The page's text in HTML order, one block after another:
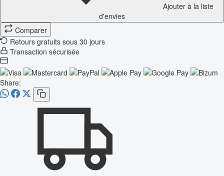
Ajouter à la liste
d'envies
Comparer
Retours gratuits sous 30 jours
Transaction sécurisée
Share: